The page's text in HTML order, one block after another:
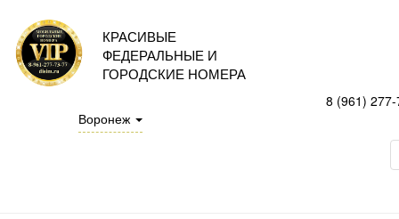
КРАСИВЫЕ
ФЕДЕРАЛЬНЫЕ И
ГОРОДСКИЕ НОМЕРА
Воронеж
8 (961)